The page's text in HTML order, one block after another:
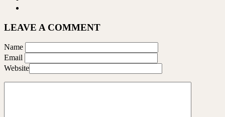
LEAVE A COMMENT
Name
Email
Website